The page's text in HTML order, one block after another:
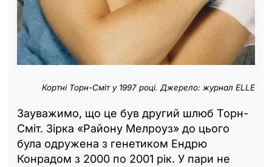
Кортні Торн-Сміт у 1997 році. Джерело: журнал ELLE
Зауважимо, що це був другий шлюб Торн-
Сміт. Зірка «Району Мелроуз» до цього
була одружена з генетиком Ендрю
Конрадом з 2000 по 2001 рік. У пари не